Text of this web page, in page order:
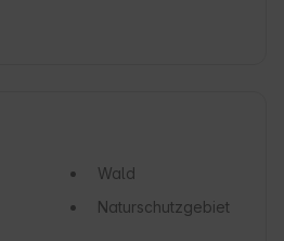
Wald
Naturschutzgebiet